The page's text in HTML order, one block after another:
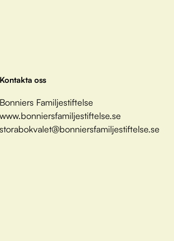
Kontakta oss
Bonniers Familjestiftelse
www.bonniersfamiljestiftelse.se
storabokvalet@bonniersfamiljestiftelse.se